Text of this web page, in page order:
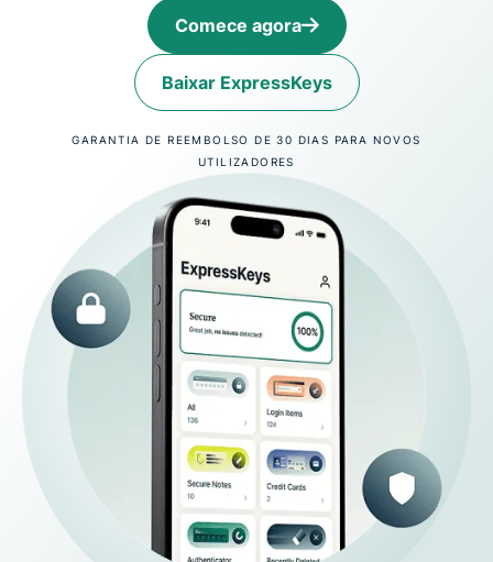
Comece agora
Baixar ExpressKeys
GARANTIA DE REEMBOLSO DE 30 DIAS PARA NOVOS
UTILIZADORES